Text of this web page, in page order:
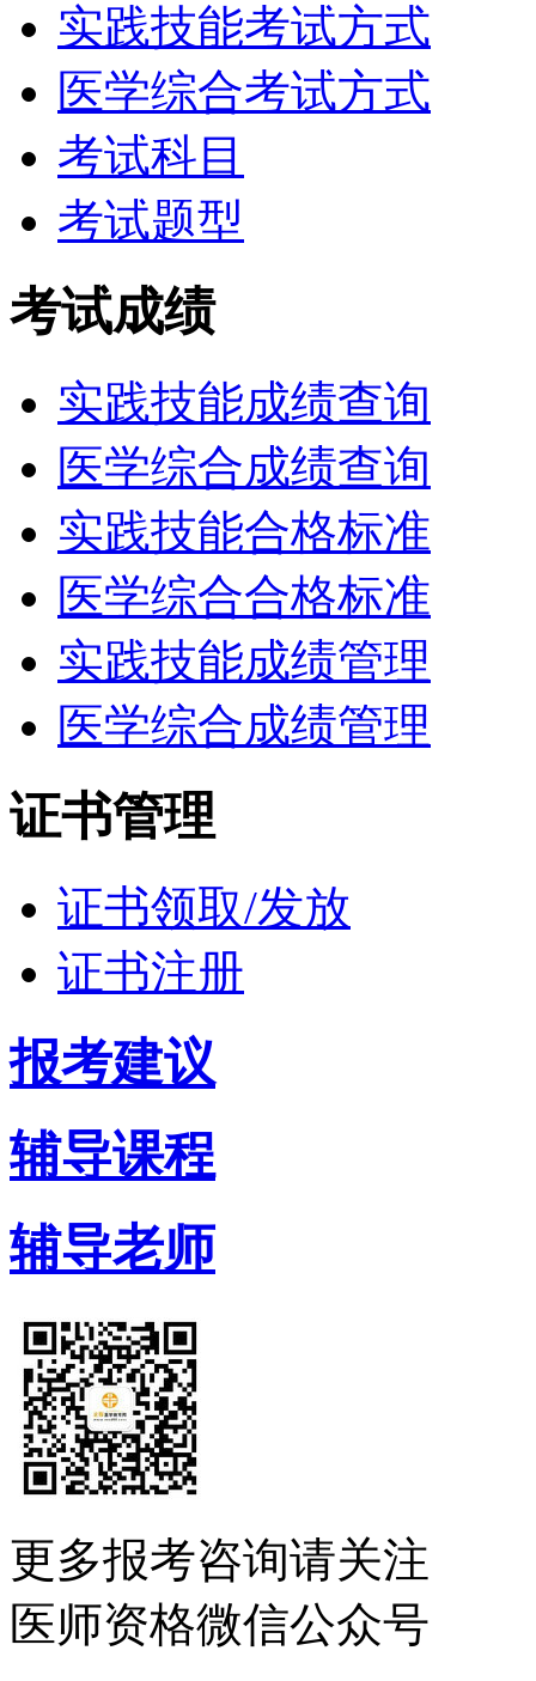
实践技能考试方式
医学综合考试方式
考试科目
考试题型
考试成绩
实践技能成绩查询
医学综合成绩查询
实践技能合格标准
医学综合合格标准
实践技能成绩管理
医学综合成绩管理
证书管理
证书领取/发放
证书注册
报考建议
辅导课程
辅导老师
更多报考咨询请关注
医师资格微信公众号